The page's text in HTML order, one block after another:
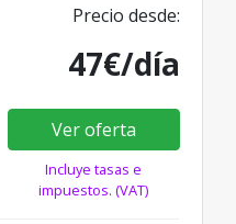
Precio desde:
47€/día
Ver oferta
Incluye tasas e
impuestos. (VAT)